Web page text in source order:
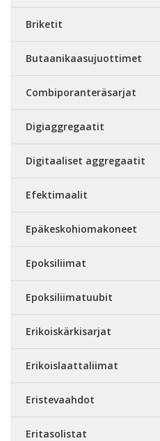
Briketit
Butaanikaasujuottimet
Combiporanteräsarjat
Digiaggregaatit
Digitaaliset aggregaatit
Efektimaalit
Epäkeskohiomakoneet
Epoksiliimat
Epoksiliimatuubit
Erikoiskärkisarjat
Erikoislaattaliimat
Eristevaahdot
Eritasolistat